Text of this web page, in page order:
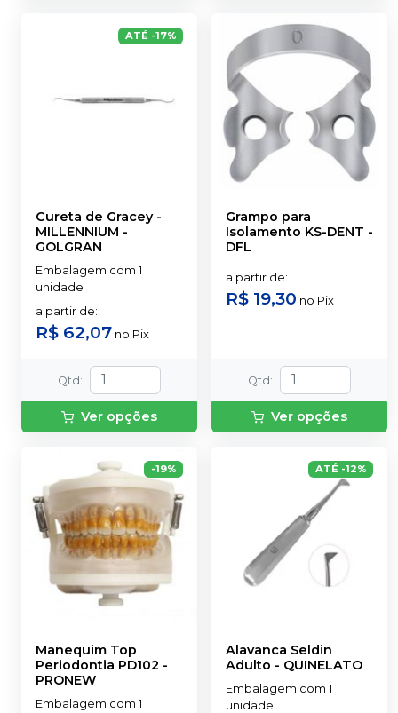
ATÉ -17%
Cureta de Gracey-
MILLENNIUM -
GOLGRAN
Embalagem com 1
unidade
a partir de:
R$ 62,07 no Pix
Qtd:
Ver opções
Grampo para
Isolamento KS-DENT -
DFL
a partir de:
R$ 19,30 no Pix
Qtd:
Ver opções
-19%
Manequim Top
Periodontia PD102 -
PRONEW
Embalagem com 1
ATÉ -12%
Alavanca Seldin
Adulto - QUINELATO
Embalagem com 1
unidade.